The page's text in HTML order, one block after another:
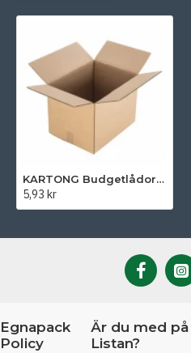
KARTONG Budgetlådor - 320 x 225 x 200 mm
5,93 kr
Egnapack
Policy
Är du med på
Listan?